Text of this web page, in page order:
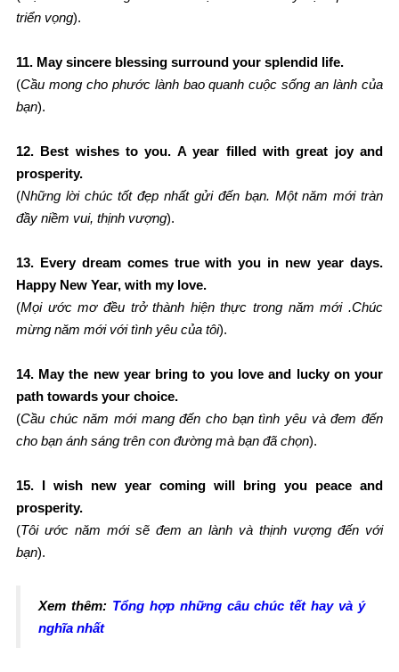
triển vọng).
11. May sincere blessing surround your splendid life.
(Cầu mong cho phước lành bao quanh cuộc sống an lành của
bạn).
12. Best wishes to you. A year filled with great joy and
prosperity.
(Những lời chúc tốt đẹp nhất gửi đến bạn. Một năm mới tràn
đầy niềm vui, thịnh vượng).
13. Every dream comes true with you in new year days.
Happy New Year, with my love.
(Mọi ước mơ đều trở thành hiện thực trong năm mới .Chúc
mừng năm mới với tình yêu của tôi).
14. May the new year bring to you love and lucky on your
path towards your choice.
(Cầu chúc năm mới mang đến cho bạn tình yêu và đem đến
cho bạn ánh sáng trên con đường mà bạn đã chọn).
15. I wish new year coming will bring you peace and
prosperity.
(Tôi ước năm mới sẽ đem an lành và thịnh vượng đến với
bạn).
Xem thêm: Tổng hợp những câu chúc tết hay và ý
nghĩa nhất